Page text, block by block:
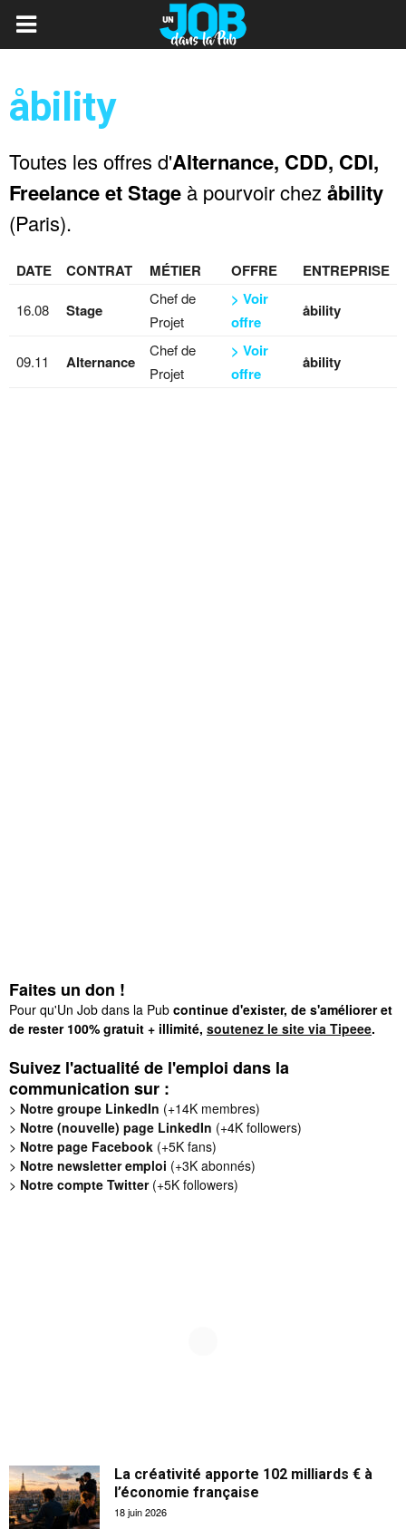
åbility
Toutes les offres d'Alternance, CDD, CDI,
Freelance et Stage à pourvoir chez åbility
(Paris).
DATE CONTRAT MÉTIER OFFRE ENTREPRISE
16.08 Stage
Chef de
Projet
> Voir
offre
åbility
09.11 Alternance
Chef de
Projet
> Voir
offre
åbility
Faites un don !
Pour qu'Un Job dans la Pub continue d'exister, de s'améliorer et
de rester 100% gratuit + illimité, soutenez le site via Tipeee.
Suivez l'actualité de l'emploi dans la
communication sur :
> Notre groupe LinkedIn (+14K membres)
> Notre (nouvelle) page LinkedIn (+4K followers)
> Notre page Facebook (+5K fans)
> Notre newsletter emploi (+3K abonnés)
> Notre compte Twitter(+5K followers)
La créativité apporte 102 milliards € à
l’économie française
18 juin 2026